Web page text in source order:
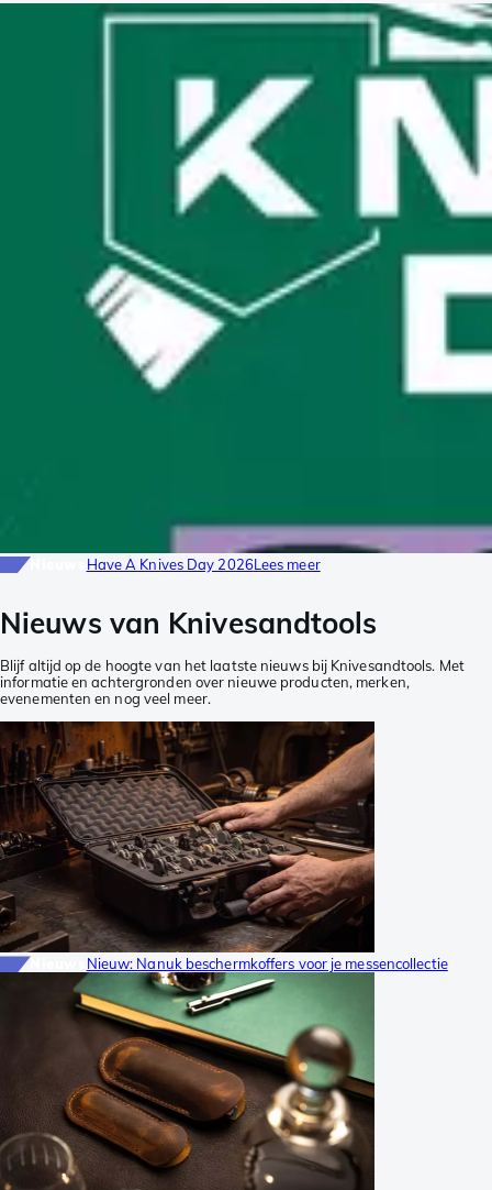
Have A Knives Day 2026Lees meer
Nieuws van Knivesandtools
Blijf altijd op de hoogte van het laatste nieuws bij Knivesandtools. Met
informatie en achtergronden over nieuwe producten, merken,
evenementen en nog veel meer.
Nieuws Nieuw: Nanuk beschermkoffers voor je messencollectie